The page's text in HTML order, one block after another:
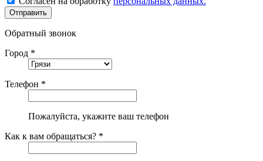
Обратный звонок
Город *
Телефон *
Пожалуйста, укажите ваш телефон
Как к вам обращаться? *